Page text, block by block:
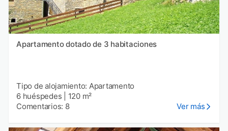
Apartamento dotado de 3 habitaciones
Tipo de alojamiento: Apartamento
6 huéspedes
120 m²
Comentarios: 8
Ver más